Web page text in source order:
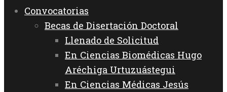
Convocatorias
Becas de Disertación Doctoral
Llenado de Solicitud
En Ciencias Biomédicas Hugo
Aréchiga Urtuzuástegui
En Ciencias Médicas Jesús